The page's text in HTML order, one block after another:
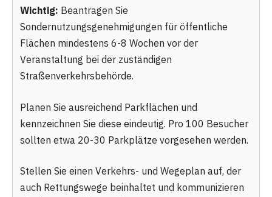
Wichtig: Beantragen Sie
Sondernutzungsgenehmigungen für öffentliche
Flächen mindestens 6-8 Wochen vor der
Veranstaltung bei der zuständigen
Straßenverkehrsbehörde.
Planen Sie ausreichend Parkflächen und
kennzeichnen Sie diese eindeutig. Pro 100 Besucher
sollten etwa 20-30 Parkplätze vorgesehen werden.
Stellen Sie einen Verkehrs- und Wegeplan auf, der
auch Rettungswege beinhaltet und kommunizieren